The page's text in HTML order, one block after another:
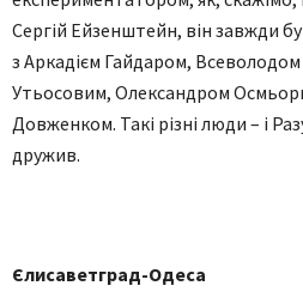
Сергій Ейзенштейн, він завжди
з Аркадієм Гайдаром,
Утьосовим, Олександром
Довженком. Такі різні люди – і
дружив.
Єлисаветград-Одеса